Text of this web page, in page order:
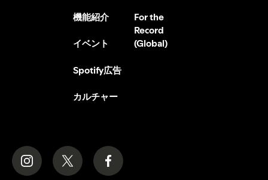
機能紹介
イベント
Spotify広告
カルチャー
For the
Record
(Global)